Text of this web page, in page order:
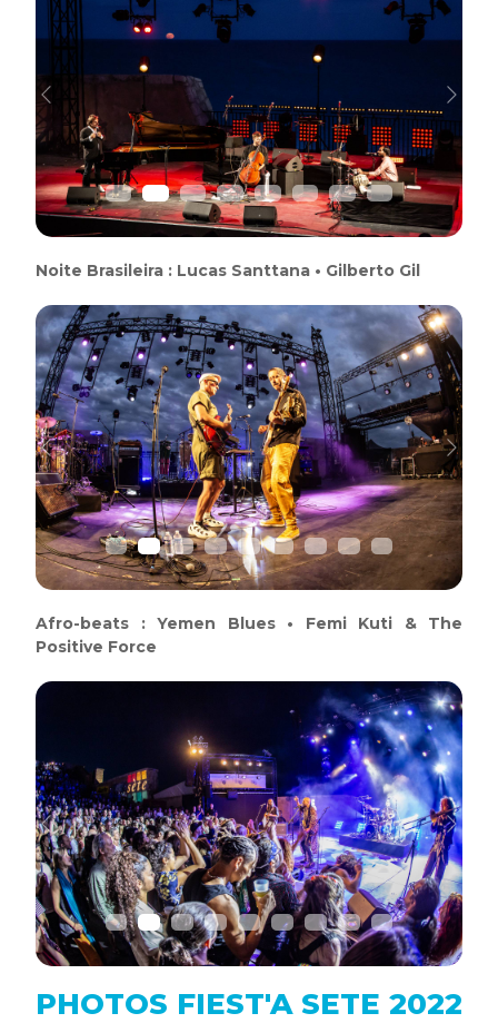
Previous Next
Noite Brasileira : Lucas Santtana • Gilberto Gil
Previous Next
Afro-beats : Yemen Blues • Femi Kuti & The
Positive Force
Previous Next
PHOTOS FIEST'A SETE 2022